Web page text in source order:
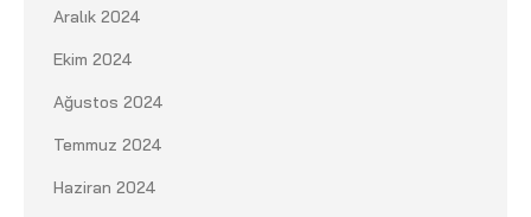
Aralık 2024
Ekim 2024
Ağustos 2024
Temmuz 2024
Haziran 2024